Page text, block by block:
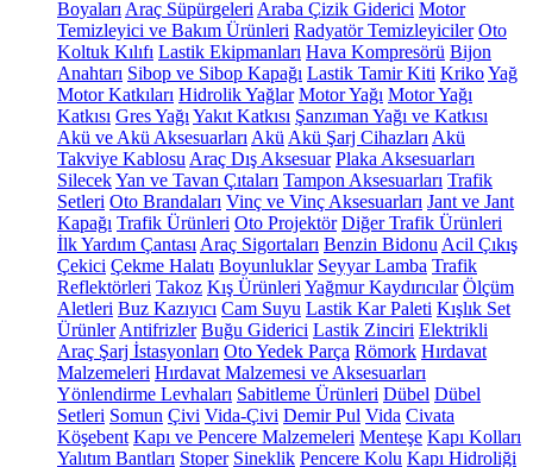
Boyaları Araç Süpürgeleri Araba Çizik Giderici Motor
Temizleyici ve Bakım Ürünleri Radyatör Temizleyiciler Oto
Koltuk Kılıfı Lastik Ekipmanları Hava Kompresörü Bijon
Anahtarı Sibop ve Sibop Kapağı Lastik Tamir Kiti KrikoYağ
Motor Katkıları Hidrolik Yağlar Motor Yağı Motor Yağı
Katkısı Gres Yağı Yakıt Katkısı Şanzıman Yağı ve Katkısı
Akü ve Akü Aksesuarları Akü Akü Şarj Cihazları Akü
Takviye Kablosu Araç Dış Aksesuar Plaka Aksesuarları
SilecekYan ve Tavan Çıtaları Tampon Aksesuarları Trafik
Setleri Oto Brandaları Vinç ve Vinç Aksesuarları Jant ve Jant
Kapağı Trafik Ürünleri Oto Projektör Diğer Trafik Ürünleri
İlk Yardım Çantası Araç Sigortaları Benzin Bidonu Acil Çıkış
Çekici Çekme Halatı Boyunluklar Seyyar Lamba Trafik
Reflektörleri Takoz Kış Ürünleri Yağmur Kaydırıcılar Ölçüm
Aletleri Buz Kazıyıcı Cam Suyu Lastik Kar Paleti Kışlık Set
Ürünler Antifrizler Buğu Giderici Lastik Zinciri Elektrikli
Araç Şarj İstasyonları Oto Yedek Parça Römork Hırdavat
Malzemeleri Hırdavat Malzemesi ve Aksesuarları
Yönlendirme Levhaları Sabitleme Ürünleri Dübel Dübel
Setleri Somun Çivi Vida-Çivi Demir Pul Vida Civata
Köşebent Kapı ve Pencere Malzemeleri Menteşe Kapı Kolları
Yalıtım Bantları Stoper Sineklik Pencere Kolu Kapı Hidroliği